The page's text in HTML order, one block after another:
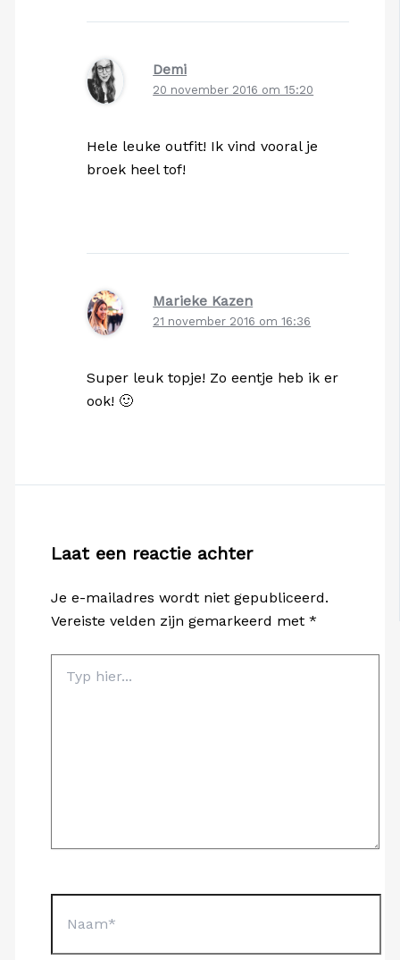
Demi
20 november 2016 om 15:20
Hele leuke outfit! Ik vind vooral je
broek heel tof!
Marieke Kazen
21 november 2016 om 16:36
Super leuk topje! Zo eentje heb ik er
ook! 🙂
Laat een reactie achter
Je e-mailadres wordt niet gepubliceerd.
Vereiste velden zijn gemarkeerd met *
hier...